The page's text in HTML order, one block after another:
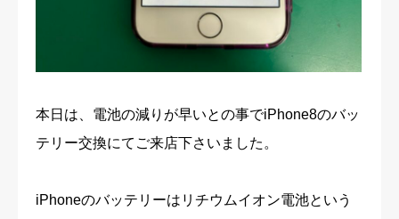
本日は、電池の減りが早いとの事でiPhone8のバッ
テリー交換にてご来店下さいました。
iPhoneのバッテリーはリチウムイオン電池という